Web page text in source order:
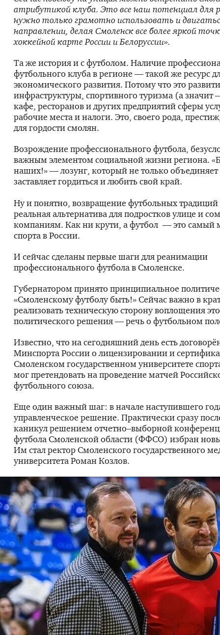
атрибутикой клуба. Это все наш потенциал для
нужно только грамотно использовать и
направлении, делая Смоленск все более яркой
хоккейной карте России и Белоруссии».
Та же история и с футболом. Наличие
футбольного клуба в регионе — такой же ресурс
экономического развития. Потому что это
инфраструктуры, спортивного туризма (а значит
кафе, ресторанов и других предприятий сферы
рабочие места и налоги. Это, своего рода,
для гордости смолян.
Возрождение профессионального футбола,
важным элементом социальной жизни региона.
наших!» — лозунг, который не только
заставляет гордиться и любить свой край.
Ну и понятно, возвращение футбольных
реальная альтернатива для подростков улице и
компаниям. Как ни крути, а футбол — это самый
спорта в России.
И сейчас сделаны первые шаги для реанимации
профессионального футбола в Смоленске.
Губернатором принято принципиальное
«Смоленскому футболу быть!» Сейчас важно в
реализовать техническую сторону воплощения
политического решения — речь о футбольном
Известно, что на сегодняшний день есть
Минспорта России о лицензировании и
Смоленском государственном университете
мог претендовать на проведение матчей
футбольного союза.
Еще один важный шаг: в начале наступившего
управленческое решение. Практически сразу
каникул решением отчетно–выборной
футбола Смоленской области (ФФСО) избран
Им стал ректор Смоленского государственного
университета Роман Козлов.